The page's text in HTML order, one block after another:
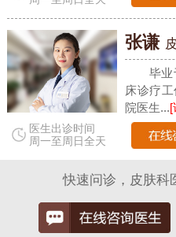
医生出诊时间
周一至周日全天
张谦
毕
床诊疗
院医生...[
快速问诊，皮肤科